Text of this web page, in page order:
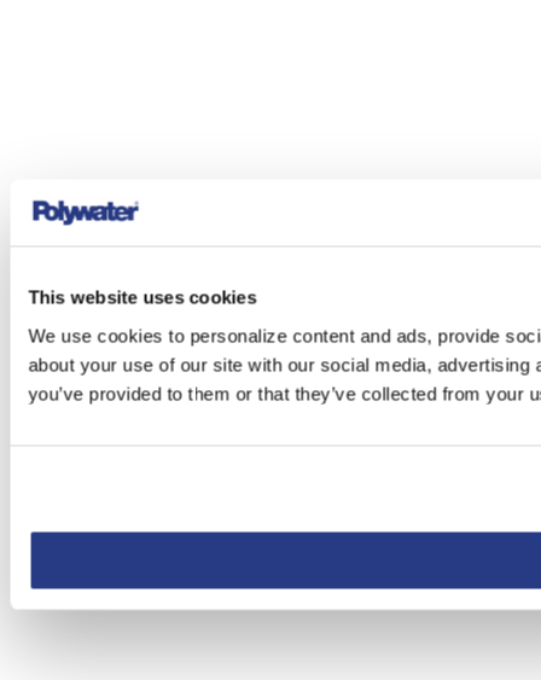
This website uses cookies
We use cookies to personalize content and ads, provide
about your use of our site with our social media,
you’ve provided to them or that they’ve collected from your